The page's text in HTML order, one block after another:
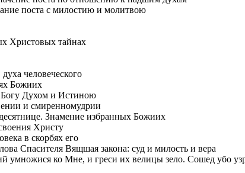
поста с милостию и молитвою
Христовых тайнах
человеческого
Божиих
Богу Духом и Истиною
и смиренномудрии
Знамение избранных Божиих
Христу
в скорбях его
Спасителя Вящшая закона: суд и милость и вера
умножися ко Мне, и греси их велицы зело. Сошед убо